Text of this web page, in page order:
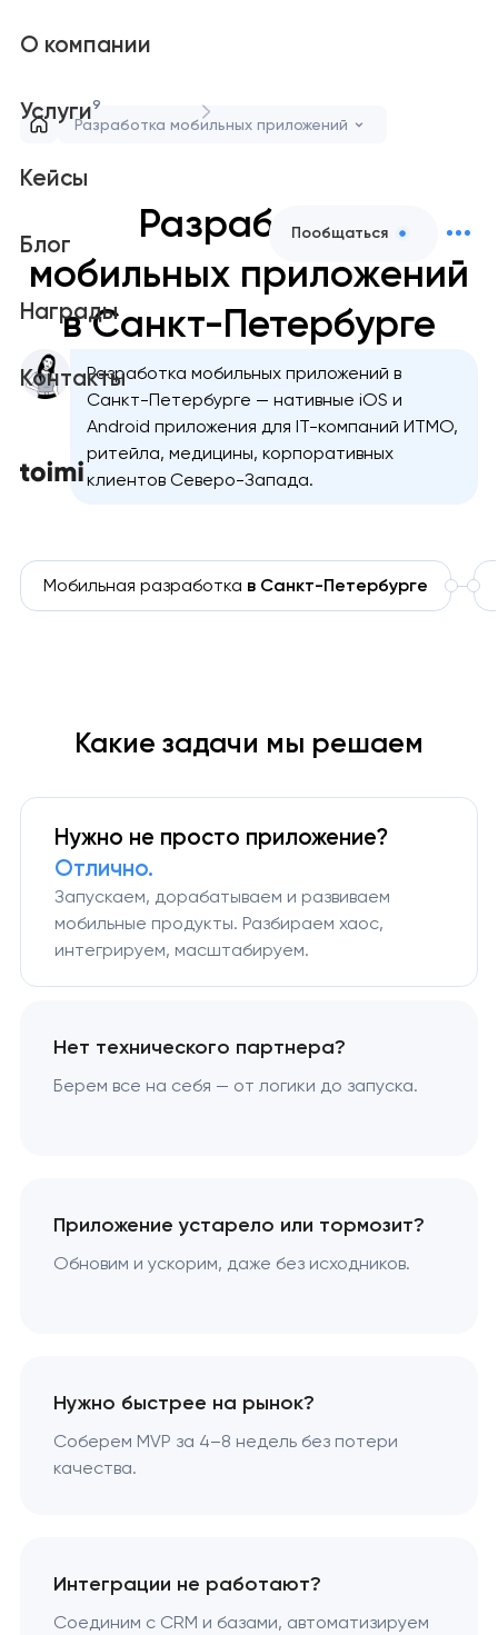
О компании
Услуги9
Кейсы
Блог
Награды
Контакты
Пообщаться
Разработка мобильных приложений
Разработка
мобильных приложений
в Санкт-Петербурге
Разработка мобильных приложений в
Санкт-Петербурге — нативные iOS и
Android приложения для IT-компаний ИТМО,
ритейла, медицины, корпоративных
клиентов Северо-Запада.
Мобильная разработка в Санкт-Петербурге
Какие задачи мы решаем
Нужно не просто приложение?
Отлично.
Запускаем, дорабатываем и развиваем
мобильные продукты. Разбираем хаос,
интегрируем, масштабируем.
Нет технического партнера?
Берем все на себя — от логики до запуска.
Приложение устарело или тормозит?
Обновим и ускорим, даже без исходников.
Нужно быстрее на рынок?
Соберем MVP за 4–8 недель без потери
качества.
Интеграции не работают?
Соединим с CRM и базами, автоматизируем